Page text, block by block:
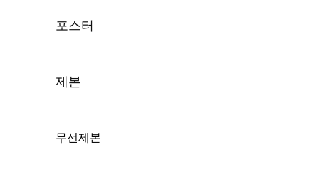
포스터
제본
무선제본